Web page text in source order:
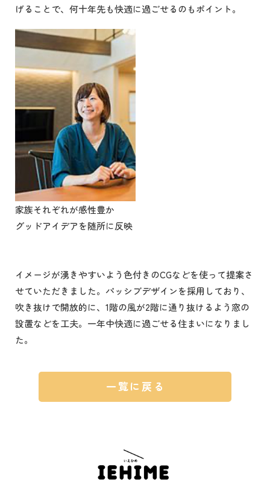
げることで、何十年先も快適に過ごせるのもポイント。
家族それぞれが感性豊か
グッドアイデアを随所に反映
イメージが湧きやすいよう色付きのCGなどを使って提案さ
せていただきました。パッシブデザインを採用しており、
吹き抜けで開放的に、1階の風が2階に通り抜けるよう窓の
設置などを工夫。一年中快適に過ごせる住まいになりまし
た。
一覧に戻る